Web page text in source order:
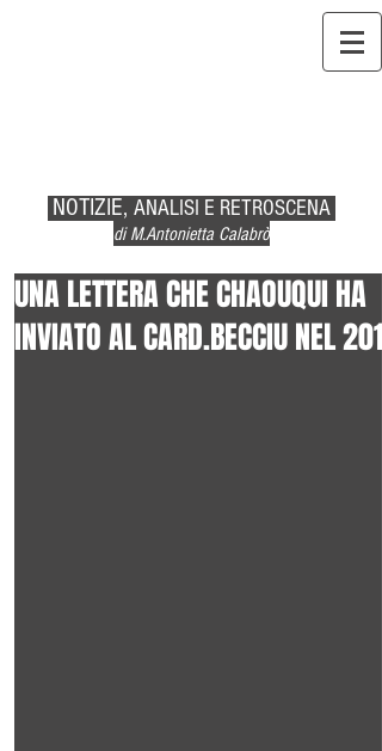
NOTIZIE, ANALISI E RETROSCENA
di M.Antonietta Calabrò
UNA LETTERA CHE CHAOUQUI HA
INVIATO AL CARD.BECCIU NEL 2017